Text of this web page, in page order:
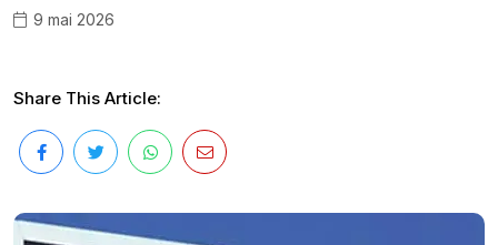
9 mai 2026
Share This Article: